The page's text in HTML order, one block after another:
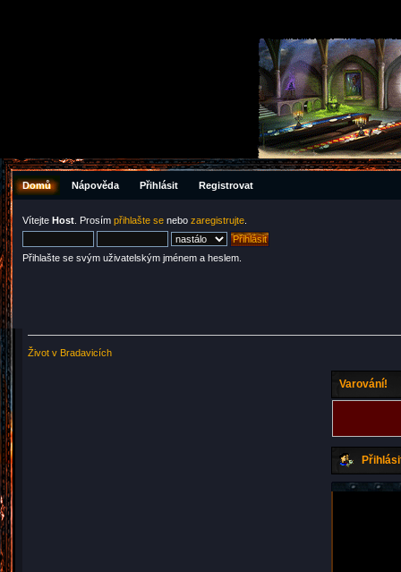
Domů Nápověda Přihlásit Registrovat
Vítejte Host . Prosím přihlašte se nebo zaregistrujte
Přihlašte se svým uživatelským jménem a heslem.
Život v Bradavicích
Varování!